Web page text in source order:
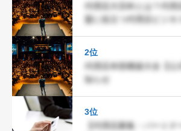
代理店大百科とは？代
盟に役立つ代理店ビジネ
2位
代理店本部構築大全【
知らせ
3位
【代理店募集・パート